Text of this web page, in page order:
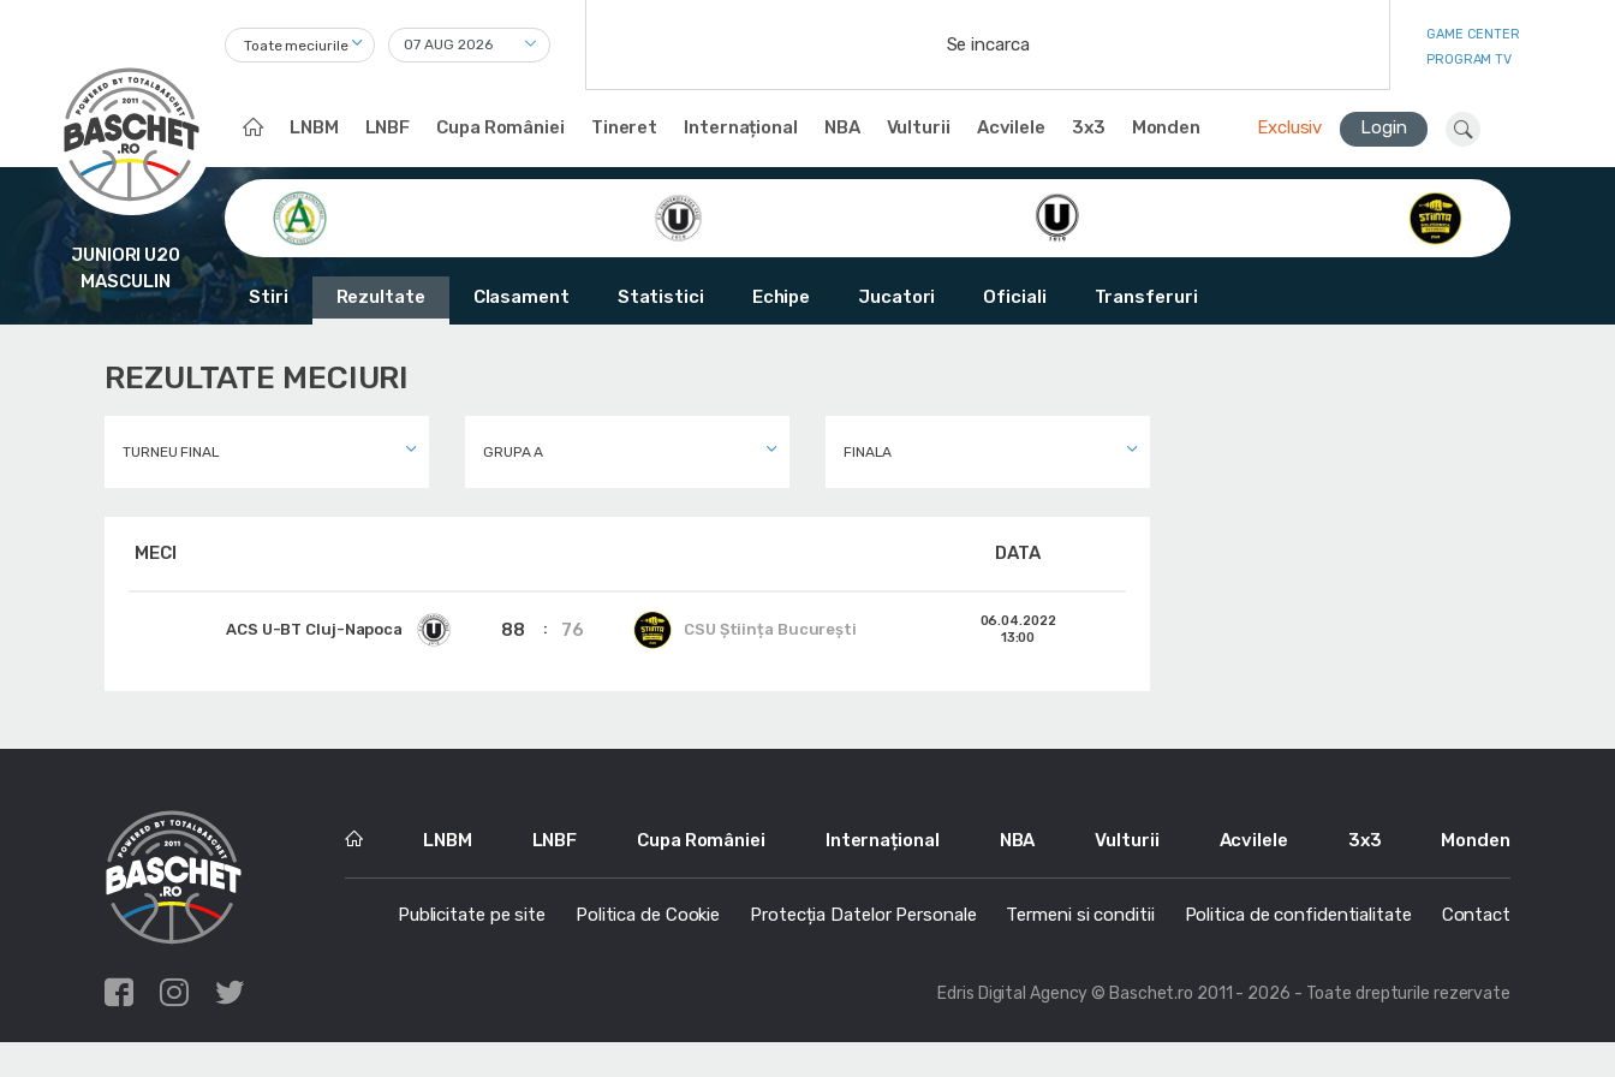
Toate meciurile Se incarca
GAME CENTER
PROGRAM TV
LNBM LNBF Cupa României Tineret Internațional NBA Vulturii Acvilele 3x3 Monden Exclusiv Login
JUNIORI U20
MASCULIN
Stiri Rezultate Clasament Statistici Echipe Jucatori Oficiali Transferuri
REZULTATE MECIURI
TURNEU FINAL GRUPA A FINALA
MECI DATA
ACS U-BT Cluj-Napoca 88 76 CSU Știința București
06.04.2022
13:00
LNBM LNBF Cupa României Internațional NBA Vulturii Acvilele 3x3 Monden
Publicitate pe site Politica de Cookie Protecția Datelor Personale Termeni si conditii Politica de confidentialitate Contact
Edris Digital Agency© Baschet.ro 2011 - 2026 - Toate drepturile rezervate